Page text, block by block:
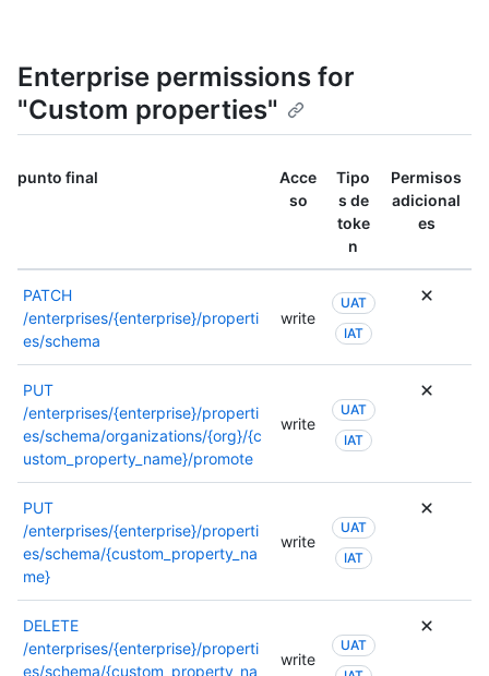
Enterprise permissions for
"Custom properties"
punto final
Acce
so
Tipo
s de
toke
n
Permisos
adicional
es
PATCH
/enterprises/{enterprise}/properti
es/schema
write
UAT
IAT
PUT
/enterprises/{enterprise}/properti
es/schema/organizations/{org}/{c
ustom_property_name}/promote
write
UAT
IAT
PUT
/enterprises/{enterprise}/properti
es/schema/{custom_property_na
me}
write
UAT
IAT
DELETE
/enterprises/{enterprise}/properti
es/schema/{custom_property_na
write
UAT